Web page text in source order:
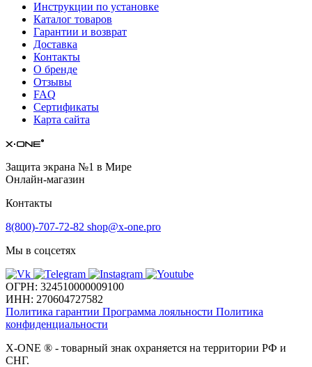
Инструкции по установке
Каталог товаров
Гарантии и возврат
Доставка
Контакты
О бренде
Отзывы
FAQ
Сертификаты
Карта сайта
Защита экрана №1 в Мире
Онлайн-магазин
Контакты
8(800)-707-72-82 shop@x-one.pro
Мы в соцсетях
ОГРН: 324510000009100
ИНН: 270604727582
Политика гарантии Программа лояльности Политика
конфиденциальности
X-ONE ® - товарный знак охраняется на территории РФ и
СНГ.